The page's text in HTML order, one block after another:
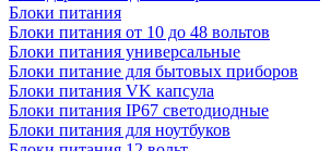
Блоки питания
Блоки питания от 10 до 48 вольтов
Блоки питания универсальные
Блоки питание для бытовых приборов
Блоки питания VK капсула
Блоки питания IP67 светодиодные
Блоки питания для ноутбуков